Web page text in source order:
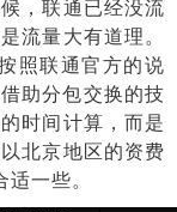
，联通已经没流
流量大有道理。
照联通官方的说
助分包交换的技
时间计算，而是
北京地区的资费
一些。